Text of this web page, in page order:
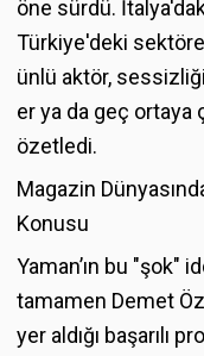
öne sürdü.
Türkiye'deki sektöre
ünlü aktör,
er ya da geç ortaya
özetledi.
Magazin
Konusu
Yaman’ın bu "şok"
tamamen Demet
yer aldığı başarılı